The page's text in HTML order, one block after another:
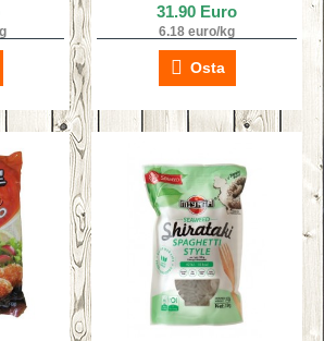
31.90 Euro
6.18 euro/kg
Osta